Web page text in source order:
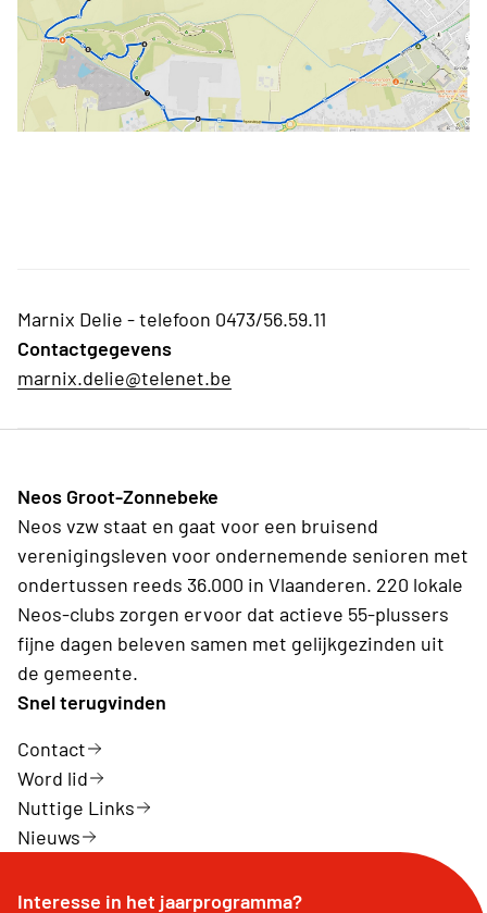
Marnix Delie - telefoon 0473/56.59.11
Contactgegevens
marnix.delie@telenet.be
Neos Groot-Zonnebeke
Neos vzw staat en gaat voor een bruisend
verenigingsleven voor ondernemende senioren met
ondertussen reeds 36.000 in Vlaanderen. 220 lokale
Neos-clubs zorgen ervoor dat actieve 55-plussers
fijne dagen beleven samen met gelijkgezinden uit
de gemeente.
Snel terugvinden
Contact
Word lid
Nuttige Links
Nieuws
Interesse in het jaarprogramma?